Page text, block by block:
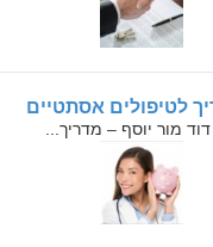
לטיפולים אסתטיים
מור יוסף – מדריך...